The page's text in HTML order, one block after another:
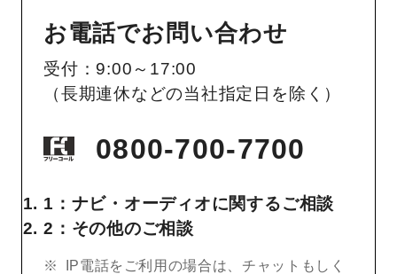
お電話でお問い合わせ
受付：9:00～17:00
（長期連休などの当社指定日を除く）
0800-700-7700
1：ナビ・オーディオに関するご相談
2：その他のご相談
IP電話をご利用の場合は、チャットもしく